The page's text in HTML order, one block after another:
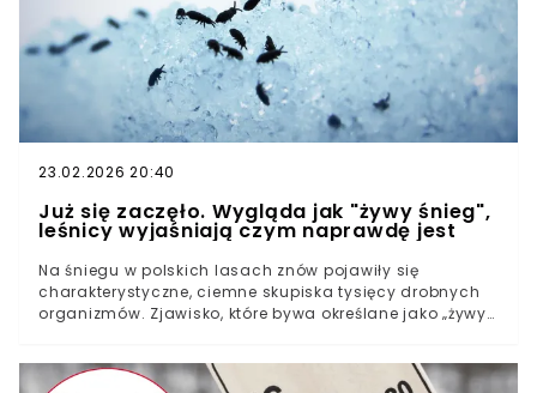
23.02.2026 20:40
Już się zaczęło. Wygląda jak "żywy śnieg",
leśnicy wyjaśniają czym naprawdę jest
Na śniegu w polskich lasach znów pojawiły się
charakterystyczne, ciemne skupiska tysięcy drobnych
organizmów. Zjawisko, które bywa określane jako „żywy
leśnicy podkreślają, że to naturalny sygnał zmian